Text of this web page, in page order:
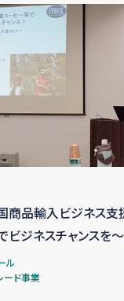
ミャンマー緊急支援
イ国境ミャンマー移民子
によるマングローブ
ンでのシリア難民への食
でのシリア難民への教
シリア難民・レバノン
品輸入ビジネス支
ビジネスチャンスを～
ル
ード事業